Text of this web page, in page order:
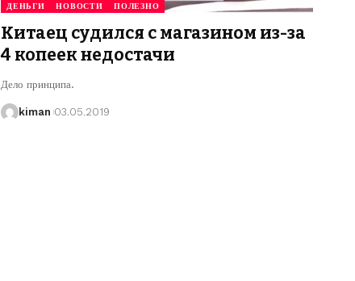
ДЕНЬГИ НОВОСТИ ПОЛЕЗНО
Китаец судился с магазином из-за
4 копеек недостачи
Дело принципа.
kiman 03.05.2019